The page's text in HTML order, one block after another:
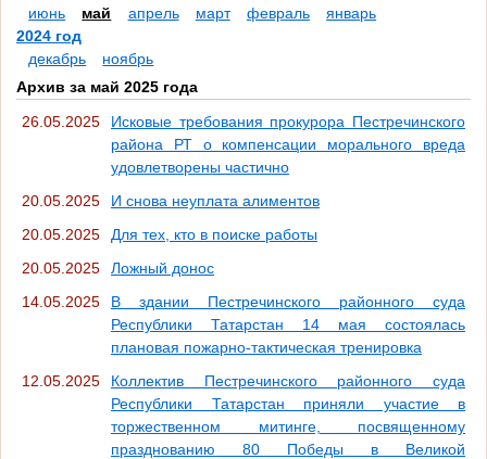
июнь
май апрель март февраль
январь
2024 год
декабрь
ноябрь
Архив за май 2025 года
26.05.2025
Исковые требования прокурора Пестречинского
района РТ о компенсации морального вреда
удовлетворены частично
20.05.2025
И снова неуплата алиментов
20.05.2025
Для тех, кто в поиске работы
20.05.2025
Ложный донос
14.05.2025
В здании Пестречинского районного суда
Республики Татарстан 14 мая состоялась
плановая пожарно-тактическая тренировка
12.05.2025
Коллектив Пестречинского районного суда
Республики Татарстан приняли участие в
торжественном митинге, посвященному
празднованию 80 Победы в Великой